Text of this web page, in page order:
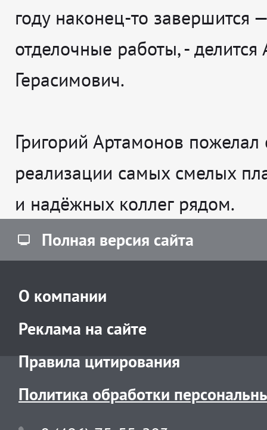
году наконец-то завершится
отделочные работы, - делится
Герасимович.
Григорий Артамонов пожелал
реализации самых смелых
и надёжных коллег рядом.
Полная версия сайта
О компании
Реклама на сайте
Правила цитирования
Политика обработки